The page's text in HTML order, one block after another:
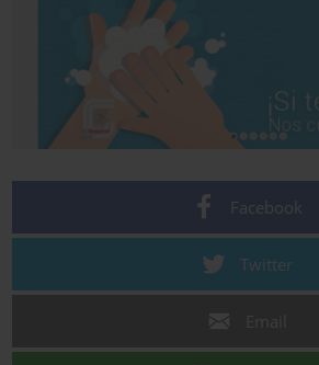
Facebook
Twitter